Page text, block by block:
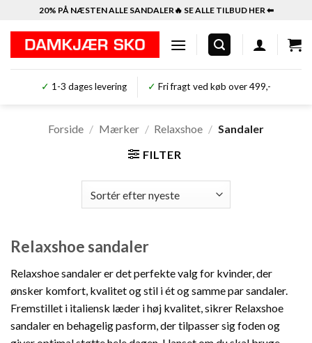
indhold
20% PÅ NÆSTEN ALLE SANDALER🔥 SE ALLE TILBUD HER ⬅︎
✓ 1-3 dages levering ✓ Fri fragt ved køb over 499,-
Forside / Mærker / Relaxshoe / Sandaler
FILTER
Relaxshoe sandaler
Relaxshoe sandaler er det perfekte valg for kvinder, der
ønsker komfort, kvalitet og stil i ét og samme par sandaler.
Fremstillet i italiensk læder i høj kvalitet, sikrer Relaxshoe
sandaler en behagelig pasform, der tilpasser sig foden og